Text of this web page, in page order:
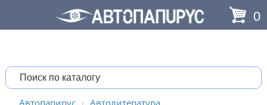
0
Автопапирус Автолитература